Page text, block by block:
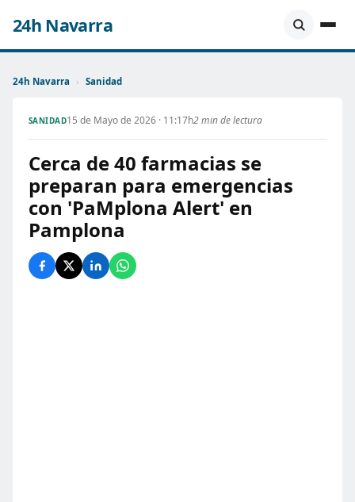
24h Navarra
24h Navarra › Sanidad
SANIDAD15 de Mayo de 2026 · 11:17h2 min de lectura
Cerca de 40 farmacias se
preparan para emergencias
con 'PaMplona Alert' en
Pamplona